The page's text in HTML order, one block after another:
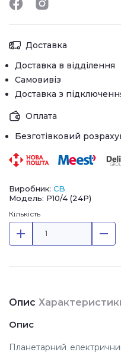
Доставка
Доставка в відділення
Самовивіз
Доставка з
Оплата
Безготівковий
Виробник: CB
Модель: P10/4 (24P)
Кількість
Опис
Опис
Планетарний